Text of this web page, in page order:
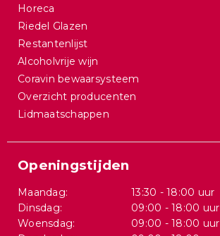
Horeca
Riedel Glazen
Restantenlijst
Alcoholvrije wijn
Coravin bewaarsysteem
Overzicht producenten
Lidmaatschappen
Openingstijden
Maandag:
13:30 - 18:00 uur
Dinsdag:
09:00 - 18:00 uur
Woensdag:
09:00 - 18:00 uur